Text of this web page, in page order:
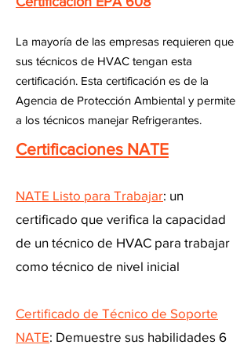
La mayoría de las empresas requieren que
sus técnicos de HVAC tengan esta
certificación. Esta certificación es de la
Agencia de Protección Ambiental y permite
a los técnicos manejar Refrigerantes.
Certificaciones NATE
NATE Listo para Trabajar: un
certificado que verifica la capacidad
de un técnico de HVAC para trabajar
como técnico de nivel inicial
Certificado de Técnico de Soporte
NATE: Demuestre sus habilidades 6